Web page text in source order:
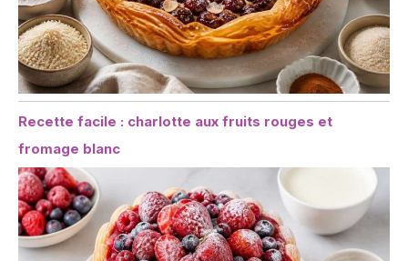
Recette facile : charlotte aux fruits rouges et
fromage blanc